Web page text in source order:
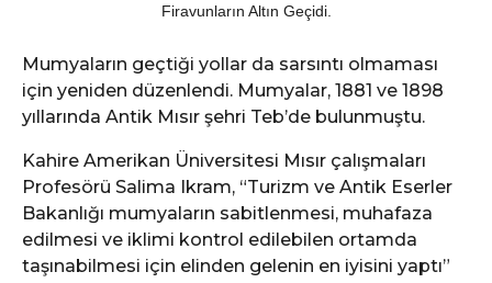
Firavunların Altın Geçidi.
Mumyaların geçtiği yollar da sarsıntı olmaması
için yeniden düzenlendi. Mumyalar, 1881 ve 1898
yıllarında Antik Mısır şehri Teb’de bulunmuştu.
Kahire Amerikan Üniversitesi Mısır çalışmaları
Profesörü Salima Ikram, “Turizm ve Antik Eserler
Bakanlığı mumyaların sabitlenmesi, muhafaza
edilmesi ve iklimi kontrol edilebilen ortamda
taşınabilmesi için elinden gelenin en iyisini yaptı”